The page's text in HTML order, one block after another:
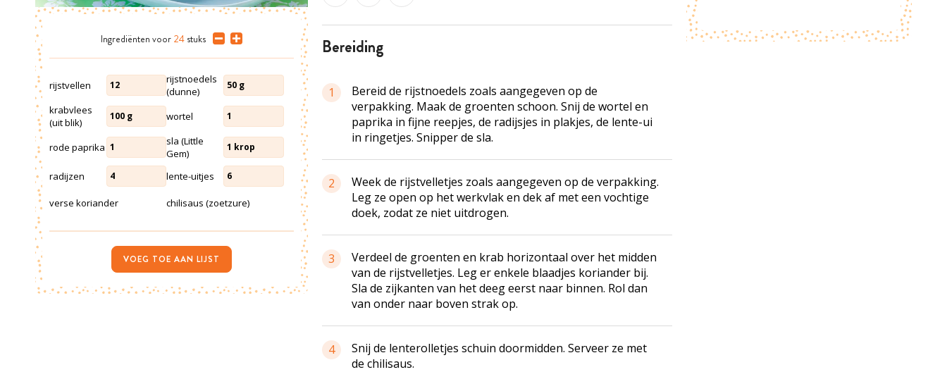
bereiding
1
Bereid de rijstnoedels zoals aangegeven op de
verpakking. Maak de groenten schoon. Snij de wortel en
paprika in fijne reepjes, de radijsjes in plakjes, de lente-ui
in ringetjes. Snipper de sla.
2
Week de rijstvelletjes zoals aangegeven op de verpakking.
Leg ze open op het werkvlak en dek af met een vochtige
doek, zodat ze niet uitdrogen.
3
Verdeel de groenten en krab horizontaal over het midden
van de rijstvelletjes. Leg er enkele blaadjes koriander bij.
Sla de zijkanten van het deeg eerst naar binnen. Rol dan
van onder naar boven strak op.
4
Snij de lenterolletjes schuin doormidden. Serveer ze met
de chilisaus.
Ingrediënten voor 24 stuks
rijstvellen 12
rijstnoedels
(dunne)
50 g
krabvlees
(uit blik)
100 g wortel 1
rode paprika 1
sla (Little
Gem)
1 krop
radijzen 4 lente-uitjes 6
verse koriander chilisaus (zoetzure)
VOEG TOE AAN LIJST